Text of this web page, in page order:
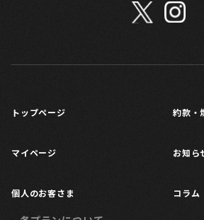
トップページ
マイページ
個人のお客さま
約款・
お知ら
コラム